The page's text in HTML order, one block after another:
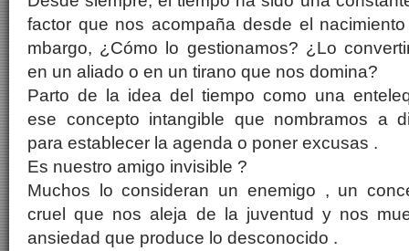
factor que nos acompaña desde el
mbargo, ¿Cómo lo gestionamos? ¿Lo
en un aliado o en un tirano que nos domina?
Parto de la idea del tiempo como una
ese concepto intangible que nombramos a
para establecer la agenda o poner excusas .
Es nuestro amigo invisible ?
Muchos lo consideran un enemigo , un
cruel que nos aleja de la juventud y nos
ansiedad que produce lo desconocido .